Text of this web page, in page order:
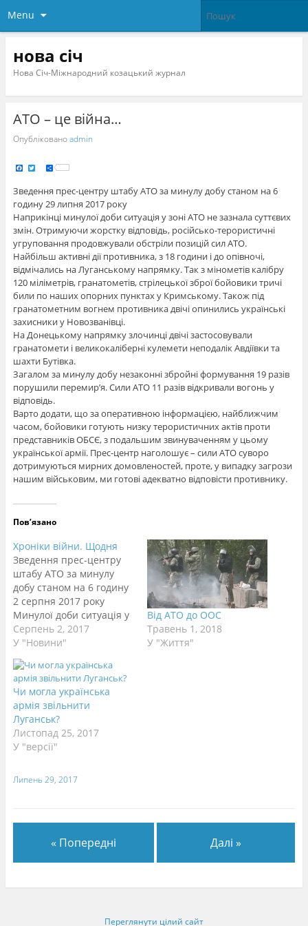
Menu
нова січ
Нова Січ-Міжнародний козацький журнал
АТО – це війна…
Опублікованоadmin
Fa
e
b
o
o
k
Tw
t
t
e
r
S
h
r
e
Зведення прес-центру штабу АТО за минулу добу станом на 6
годину 29 липня 2017 року
Наприкінці минулої доби ситуація у зоні АТО не зазнала суттєвих
змін. Отримуючи жорстку відповідь, російсько-терористичні
угруповання продовжували обстріли позицій сил АТО.
Найбільш активні дії противника, з 18 години і до опівночі,
відмічались на Луганському напрямку. Так з мінометів калібру
120 міліметрів, гранатометів, стрілецької зброї бойовики тричі
били по наших опорних пунктах у Кримському. Також під
гранатометним вогнем противника двічі опинились українські
захисники у Новозванівці.
На Донецькому напрямку злочинці двічі застосовували
гранатомети і великокаліберні кулемети неподалік Авдіївки та
шахти Бутівка.
Загалом за минулу добу незаконні збройні формування 19 разів
порушили перемир’я. Сили АТО 11 разів відкривали вогонь у
відповідь.
Варто додати, що за оперативною інформацією, найближчим
часом, бойовики готують низку терористичних актів проти
представників ОБСЄ, з подальшим звинуваченням у цьому
української армії. Прес-центр наголошує – сили АТО суворо
дотримуються мирних домовленостей, проте, у випадку загрози
нашим військовим, ми готові адекватно відповісти противнику.
Пов’язано
Хроніки війни. Щодня
Зведення прес-центру
штабу АТО за минулу
добу станом на 6 годину
2 серпня 2017 року
Минулої доби ситуація у
зоні АТО загострилась.
Російсько-терористичні
угруповання не лише
суттєво активізували
обстріли позицій сил
АТО вздовж лінії
розмежування а й
застосовували
озброєння заборонене
Мінськими
Найбільше провокацій
Серпень 2, 2017
У "Новини"
Від АТО до ООС
Травень 1, 2018
У "Життя"
Чи могла українська
армія звільнити
Луганськ?
Листопад 25, 2017
У "версії"
Липень 29, 2017
« Попередні Далі »
Переглянути цілий сайт